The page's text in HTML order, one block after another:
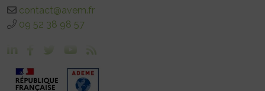
contact@avem.fr
09 52 38 98 57